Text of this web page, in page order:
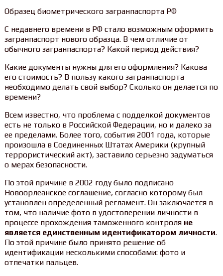
Образец биометрического загранпаспорта РФ
С недавнего времени в РФ стало возможным оформить
загранпаспорт нового образца. В чем отличие от
обычного загранпаспорта? Какой период действия?
Какие документы нужны для его оформления? Какова
его стоимость? В пользу какого загранпаспорта
необходимо делать свой выбор? Сколько он делается по
времени?
Всем известно, что проблема с подделкой документов
есть не только в Российской Федерации, но и далеко за
ее пределами. Более того, события 2001 года, которые
произошла в Соединенных Штатах Америки (крупный
террористический акт), заставило серьезно задуматься
о мерах безопасности.
По этой причине в 2002 году было подписано
Новоорлеанское соглашение, согласно которому был
установлен определенный регламент. Он заключается в
том, что наличие фото в удостоверении личности в
процессе прохождения таможенного контроля не
является единственным идентификатором личности.
По этой причине было принято решение об
идентификации несколькими способами: фото и
отпечатки пальцев.